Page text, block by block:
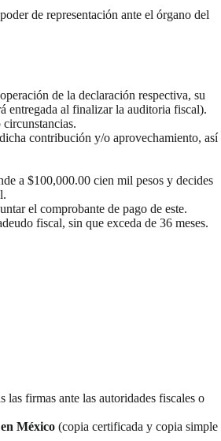
de representación ante el órgano del
de la declaración respectiva, su
entregada al finalizar la auditoria fiscal).
contribución y/o aprovechamiento, así
a $100,000.00 cien mil pesos y decides
el comprobante de pago de este.
fiscal, sin que exceda de 36 meses.
firmas ante las autoridades fiscales o
México (copia certificada y copia simple